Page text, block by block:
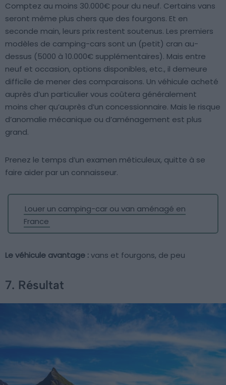
Comptez au moins 30.000€ pour du neuf. Certains vans
seront même plus chers que des fourgons. Et en
seconde main, leurs prix restent soutenus. Les premiers
modèles de camping-cars sont un (petit) cran au-
dessus (5000 à 10.000€ supplémentaires). Mais entre
neuf et occasion, options disponibles, etc., il demeure
difficile de mener des comparaisons. Un véhicule acheté
auprès d’un particulier vous coûtera généralement
moins cher qu’auprès d’un concessionnaire. Mais le risque
d’anomalie mécanique ou d’aménagement est plus
grand.
Prenez le temps d’un examen méticuleux, quitte à se
faire aider par un connaisseur.
Louer un camping-car ou van aménagé en
France
Le véhicule avantage :vans et fourgons, de peu
7. Résultat